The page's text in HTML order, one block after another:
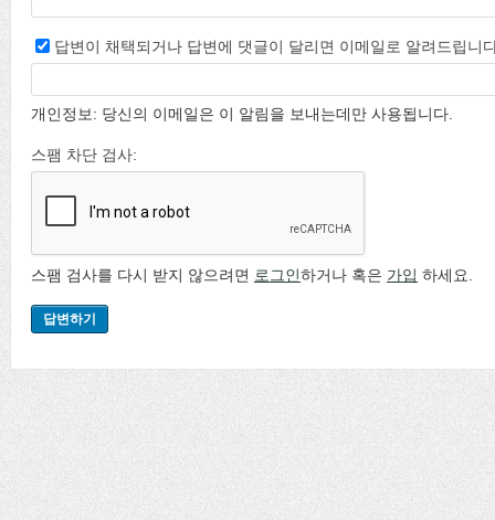
답변이 채택되거나 답변에 댓글이 달리면 이메일로 알려드립니
개인정보: 당신의 이메일은 이 알림을 보내는데만 사용됩니다.
스팸 차단 검사:
스팸 검사를 다시 받지 않으려면 로그인하거나 혹은 가입 하세요.